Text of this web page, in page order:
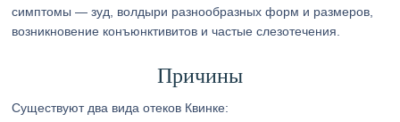
симптомы — зуд, волдыри разнообразных форм и размеров,
возникновение конъюнктивитов и частые слезотечения.
Причины
Существуют два вида отеков Квинке: